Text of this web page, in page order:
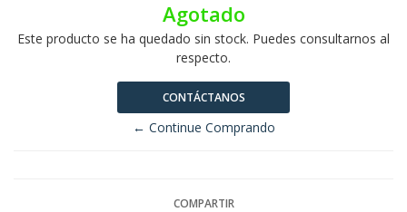
Agotado
Este producto se ha quedado sin stock. Puedes consultarnos al
respecto.
CONTÁCTANOS
← Continue Comprando
COMPARTIR